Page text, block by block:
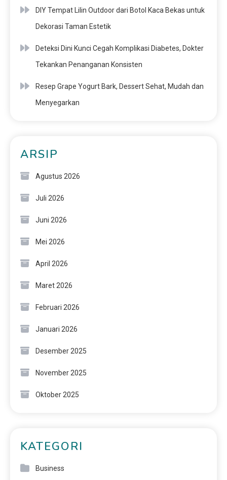
DIY Tempat Lilin Outdoor dari Botol Kaca Bekas untuk
Dekorasi Taman Estetik
Deteksi Dini Kunci Cegah Komplikasi Diabetes, Dokter
Tekankan Penanganan Konsisten
Resep Grape Yogurt Bark, Dessert Sehat, Mudah dan
Menyegarkan
ARSIP
Agustus 2026
Juli 2026
Juni 2026
Mei 2026
April 2026
Maret 2026
Februari 2026
Januari 2026
Desember 2025
November 2025
Oktober 2025
KATEGORI
Business